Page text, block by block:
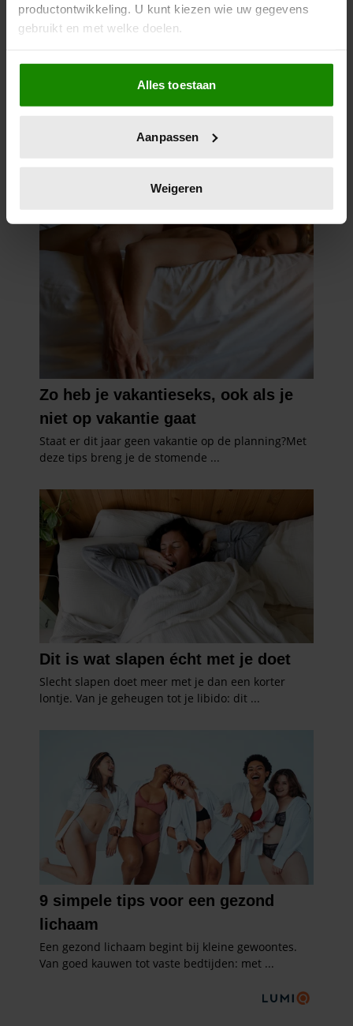
productontwikkeling. U kunt kiezen wie uw gegevens
gebruikt en met welke doelen.
Als u het toestaat, willen we ook graag:
Informatie verzamelen over uw geografische
locatie, die tot een paar meter nauwkeurig kan zijn
scannen op specifieke eigenschappen (fingerprinting)
verwerkt en stel uw voorkeuren in het
intrekken in de Cookieverklaring.
We gebruiken cookies om content en advertenties te
personaliseren, om functies voor social media te bieden
en om ons websiteverkeer te analyseren. Ook delen we
informatie over uw gebruik van onze site met onze
partners kunnen deze gegevens combineren met andere
informatie die u aan ze heeft verstrekt of die ze hebben
verzameld op basis van uw gebruik van hun services. U
gaat akkoord met onze cookies als u onze website blijft
Alles toestaan
Aanpassen
Weigeren